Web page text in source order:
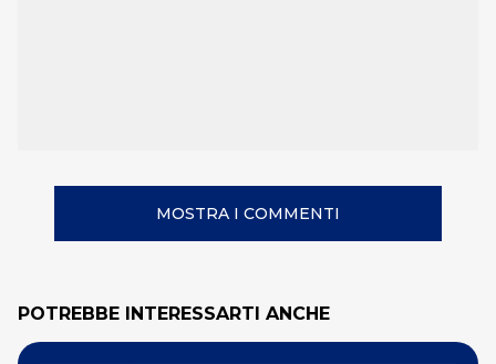
MOSTRA I COMMENTI
POTREBBE INTERESSARTI ANCHE